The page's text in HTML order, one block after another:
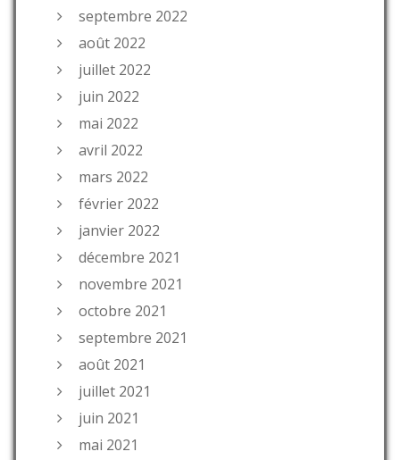
septembre 2022
août 2022
juillet 2022
juin 2022
mai 2022
avril 2022
mars 2022
février 2022
janvier 2022
décembre 2021
novembre 2021
octobre 2021
septembre 2021
août 2021
juillet 2021
juin 2021
mai 2021